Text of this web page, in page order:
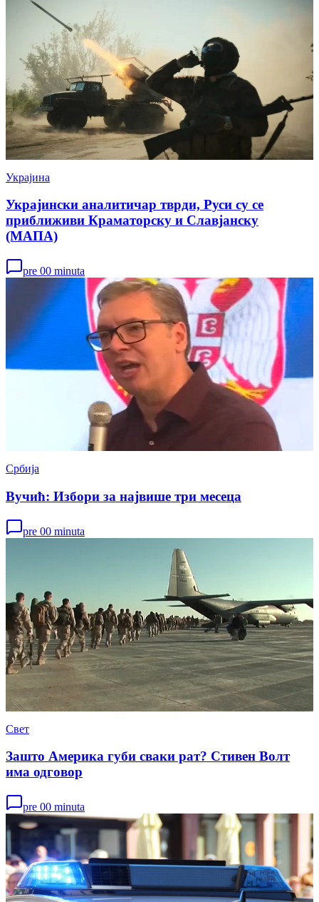
Украјина
Украјински аналитичар тврди, Руси су се
приближиви Краматорску и Славјанску
(МАПА)
pre 00 minuta
Србија
Вучић: Избори за највише три месеца
pre 00 minuta
Свет
Зашто Америка губи сваки рат? Стивен Волт
има одговор
pre 00 minuta